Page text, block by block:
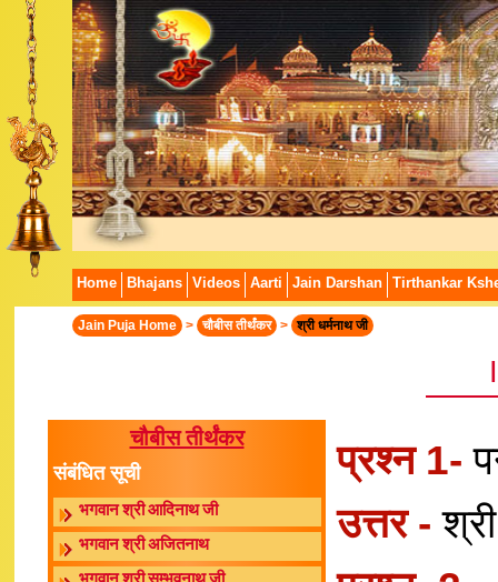
Home Bhajans Videos Aarti Jain Darshan Tirthankar
Jain Puja Home > चौबीस तीर्थंकर > श्री धर्मनाथ जी
चौबीस तीर्थंकर
संबंधित सूची
भगवान श्री आदिनाथ जी
भगवान श्री अजितनाथ
प्रश्न 1-
उत्तर -